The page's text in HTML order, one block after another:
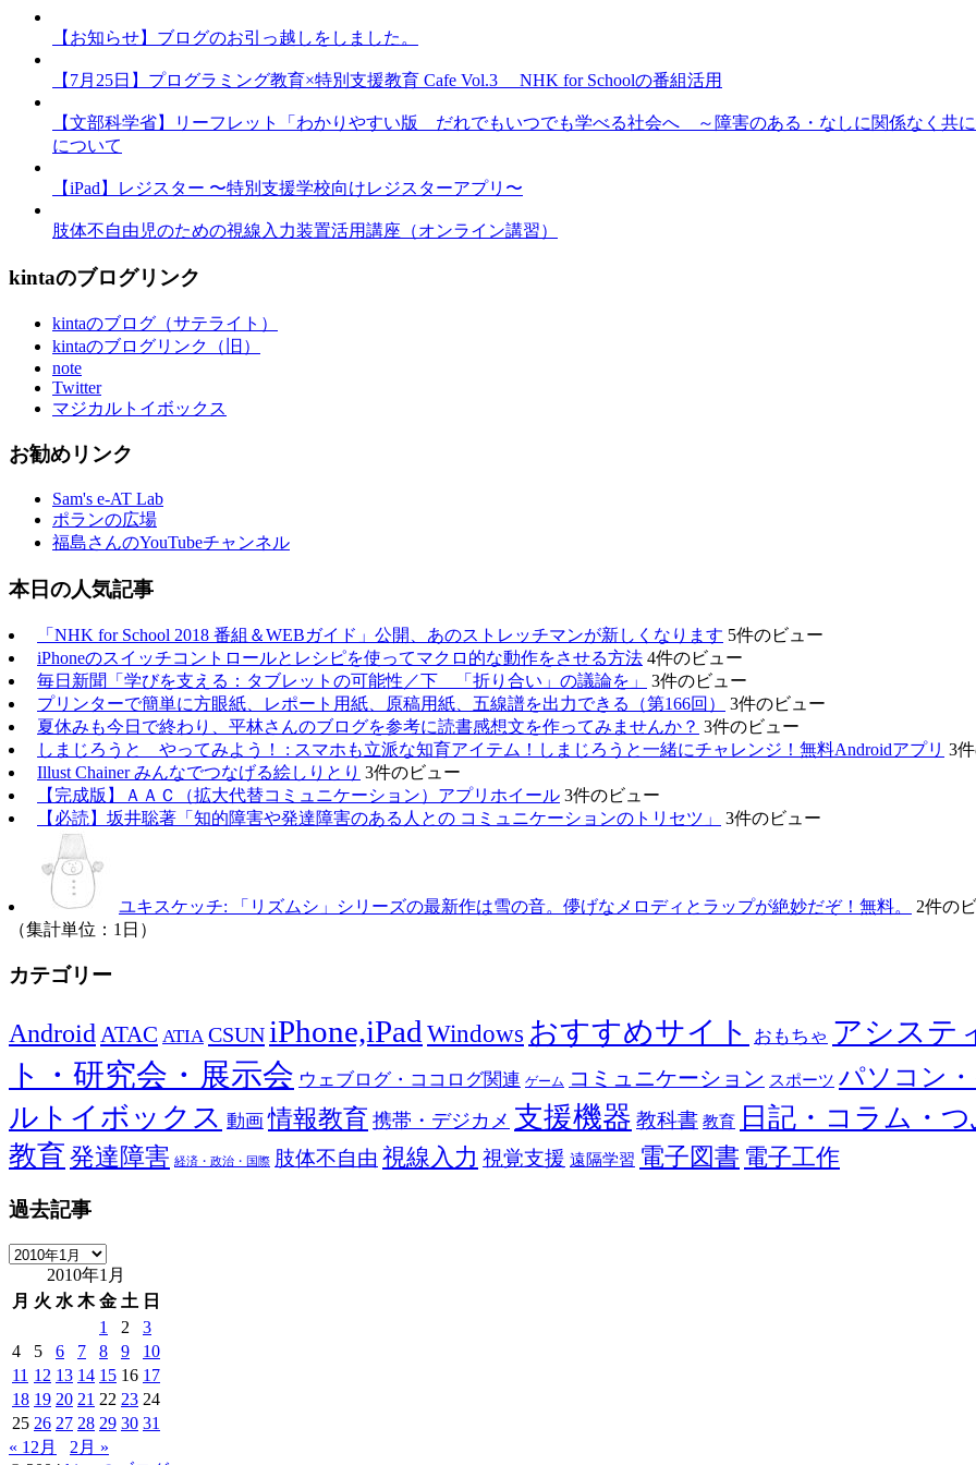
【お知らせ】ブログのお引っ越しをしました。
【7月25日】プログラミング教育×特別支援教育 Cafe Vol.3 NHK for Schoolの番組活用
【文部科学省】リーフレット「わかりやすい版 だれでもいつでも学べる社会へ ～障害のある・なしに関係なく共
について
【iPad】レジスター 〜特別支援学校向けレジスターアプリ〜
肢体不自由児のための視線入力装置活用講座（オンライン講習）
kintaのブログリンク
kintaのブログ（サテライト）
kintaのブログリンク（旧）
note
Twitter
マジカルトイボックス
お勧めリンク
Sam's e-AT Lab
ポランの広場
福島さんのYouTubeチャンネル
本日の人気記事
「NHK for School 2018 番組＆WEBガイド」公開、あのストレッチマンが新しくなります 5件のビュー
iPhoneのスイッチコントロールとレシピを使ってマクロ的な動作をさせる方法 4件のビュー
毎日新聞「学びを支える：タブレットの可能性／下 「折り合い」の議論を」
3件のビュー
プリンターで簡単に方眼紙、レポート用紙、原稿用紙、五線譜を出力できる（第166回）
3件のビュー
夏休みも今日で終わり、平林さんのブログを参考に読書感想文を作ってみませんか？ 3件のビュー
しまじろうと やってみよう！ : スマホも立派な知育アイテム！しまじろうと一緒にチャレンジ！無料Androidアプリ 3
Illust Chainer みんなでつなげる絵しりとり 3件のビュー
【完成版】ＡＡＣ（拡大代替コミュニケーション）アプリホイール 3件のビュー
【必読】坂井聡著「知的障害や発達障害のある人との コミュニケーションのトリセツ」
3件のビュー
ユキスケッチ: 「リズムシ」シリーズの最新作は雪の音。儚げなメロディとラップが絶妙だぞ！無料。
2件の
（集計単位：1日）
カテゴリー
Android ATAC ATIA CSUN iPhone,iPad Windows おすすめサイト おもちゃ アシステ
ト・研究会・展示会 ウェブログ・ココログ関連 ゲーム コミュニケーション スポーツ パソコン
ルトイボックス 動画 情報教育 携帯・デジカメ 支援機器 教科書 教育 日記・コラム・
教育発達障害 経済・政治・国際 肢体不自由 視線入力 視覚支援 遠隔学習 電子図書 電子工作
過去記事
過
記
2010年1月
月 火 水 木 金 土 日
1
2
3
4
5 6 7 8 9
10
11 12 13 14 15 16 17
18 19 20 21 22 23 24
25 26 27 28 29 30 31
« 12月
2月 »